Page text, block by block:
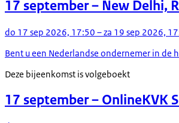
17 september– New Delhi,
do 17 sep 2026, 17:50 – za 19 sep 2026,
Bent u een Nederlandse ondernemer in de
Deze bijeenkomst is volgeboekt
17 september– OnlineKVK